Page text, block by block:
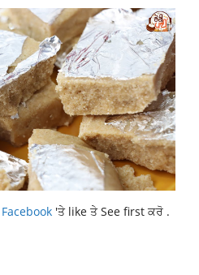
Facebook 'ਤੇ like ਤੇ See first ਕਰੋ .